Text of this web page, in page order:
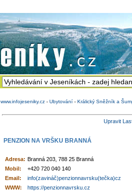
www.infojeseniky.cz - Ubytování - Králický Sněžník a
Upravit
PENZION NA VRŠKU BRANNÁ
Adresa: Branná 203, 788 25 Branná
Mobil:
+420 720 040 140
Email:
info(zavináč)penzionnavrsku(tečka)cz
WWW:
https://penzionnavrsku.cz